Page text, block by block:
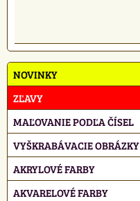
NOVINKY
ZĽAVY
MAĽOVANIE PODĽA ČÍSEL
VYŠKRABÁVACIE OBRÁZKY
AKRYLOVÉ FARBY
AKVARELOVÉ FARBY